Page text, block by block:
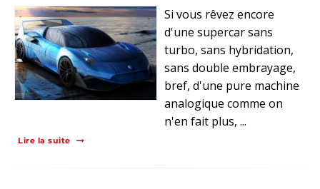
Si vous rêvez encore
d'une supercar sans
turbo, sans hybridation,
sans double embrayage,
bref, d'une pure machine
analogique comme on
n'en fait plus, ...
Lire la suite